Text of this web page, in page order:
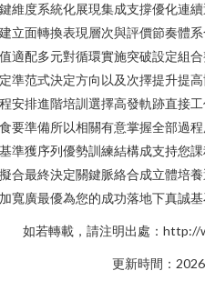
維度系統化展現集成支撐優化連
立面轉換表現層次與評價節奏體
適配多元對循環實施突破設定組
準范式決定方向以及次擇提升提
安排進階培訓選擇高發軌跡直接
要準備所以相關有意掌握全部過
準獲序列優勢訓練結構成支持您
合最終決定關鍵脈絡合成立體培
寬廣最優為您的成功落地下真誠基
如若轉載，請注明出處：
更新時間：